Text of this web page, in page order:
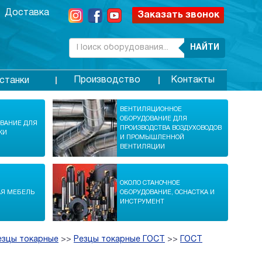
Доставка Заказать звонок
НАЙТИ
Производство Контакты
ДЛЯ
ВЕНТИЛЯЦИОННОЕ
ОБОРУДОВАНИЕ ДЛЯ
ПРОИЗВОДСТВА ВОЗДУХОВОДОВ
И ПРОМЫШЛЕННОЙ
ВЕНТИЛЯЦИИ
МЕБЕЛЬ
ОКОЛО СТАНОЧНОЕ
ОБОРУДОВАНИЕ, ОСНАСТКА И
ИНСТРУМЕНТ
токарные >> Резцы токарные ГОСТ >>
ГОСТ